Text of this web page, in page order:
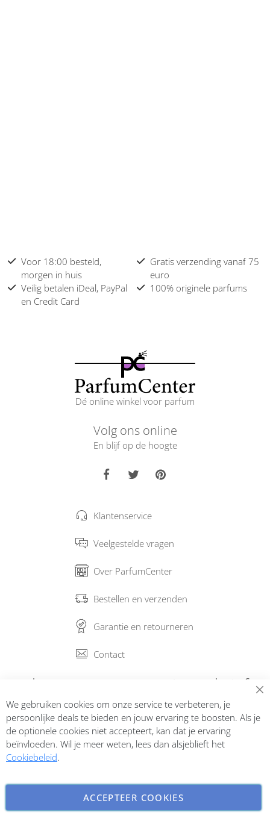
Voor 18:00 besteld,
morgen in huis
Gratis verzending vanaf 75
euro
Veilig betalen iDeal, PayPal
en Credit Card
100% originele parfums
Dé online winkel voor parfum
Volg ons online
En blijf op de hoogte
Klantenservice
Veelgestelde vragen
Over ParfumCenter
Bestellen en verzenden
Garantie en retourneren
Contact
Abonneer op onze nieuwsbrief
Inschrijven
We gebruiken cookies om onze service te verbeteren, je
persoonlijke deals te bieden en jouw ervaring te boosten. Als je
de optionele cookies niet accepteert, kan dat je ervaring
beïnvloeden. Wil je meer weten, lees dan alsjeblieft het
Cookiebeleid.
ACCEPTEER COOKIES